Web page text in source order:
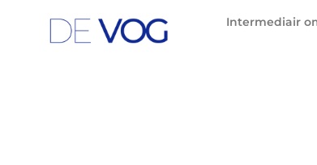
Intermediair